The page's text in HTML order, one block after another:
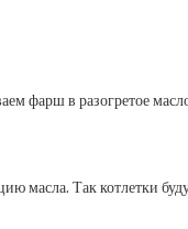
фарш в разогретое
масла. Так котлетки